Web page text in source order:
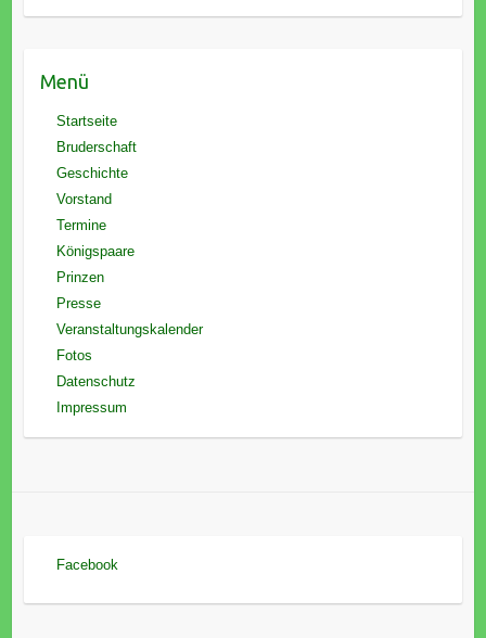
Menü
Startseite
Bruderschaft
Geschichte
Vorstand
Termine
Königspaare
Prinzen
Presse
Veranstaltungskalender
Fotos
Datenschutz
Impressum
Facebook